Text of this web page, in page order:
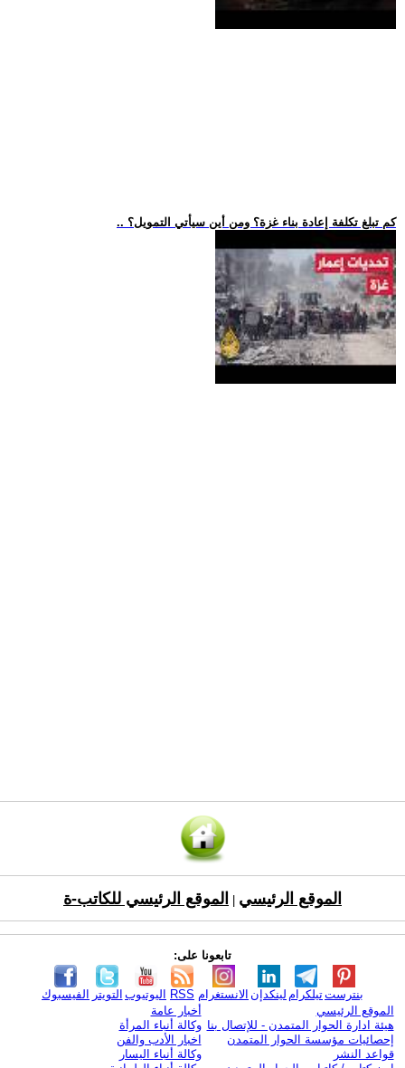
.. كم تبلغ تكلفة إعادة بناء غزة؟ ومن أين سيأتي التمويل؟
الموقع الرئيسي الموقع الرئيسي للكاتب-ة
تابعونا على:
الفيسبوك التويتر اليوتيوب RSS الانستغرام لينكدإن تيلكرامبنترست
الموقع الرئيسي
هيئة ادارة الحوار المتمدن - للإتصال بنا
إحصائيات مؤسسة الحوار المتمدن
قواعد النشر
أخبار عامة
وكالة أنباء المرأة
اخبار الأدب والفن
وكالة أنباء اليسار